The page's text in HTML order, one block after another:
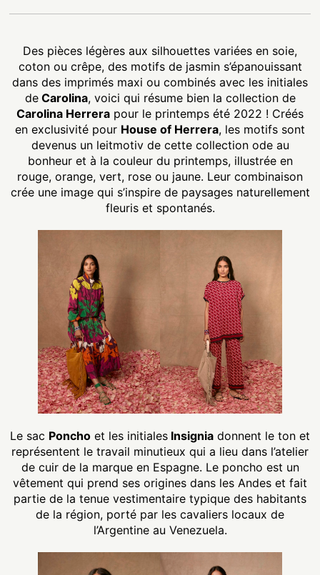
Des pièces légères aux silhouettes variées en soie,
coton ou crêpe, des motifs de jasmin s’épanouissant
dans des imprimés maxi ou combinés avec les initiales
deCarolina, voici qui résume bien la collection de
Carolina Herrera pour le printemps été 2022 ! Créés
en exclusivité pour House of Herrera, les motifs sont
devenus un leitmotiv de cette collection ode au
bonheur et à la couleur du printemps, illustrée en
rouge, orange, vert, rose ou jaune. Leur combinaison
crée une image qui s’inspire de paysages naturellement
fleuris et spontanés.
Le sac Poncho et les initiales Insignia donnent le ton et
représentent le travail minutieux qui a lieu dans l’atelier
de cuir de la marque en Espagne. Le poncho est un
vêtement qui prend ses origines dans les Andes et fait
partie de la tenue vestimentaire typique des habitants
de la région, porté par les cavaliers locaux de
l’Argentine au Venezuela.